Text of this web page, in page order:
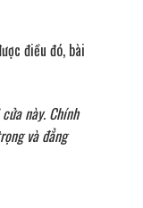
điều đó, bài
này. Chính
và đẳng